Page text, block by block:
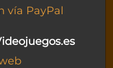
vía PayPal